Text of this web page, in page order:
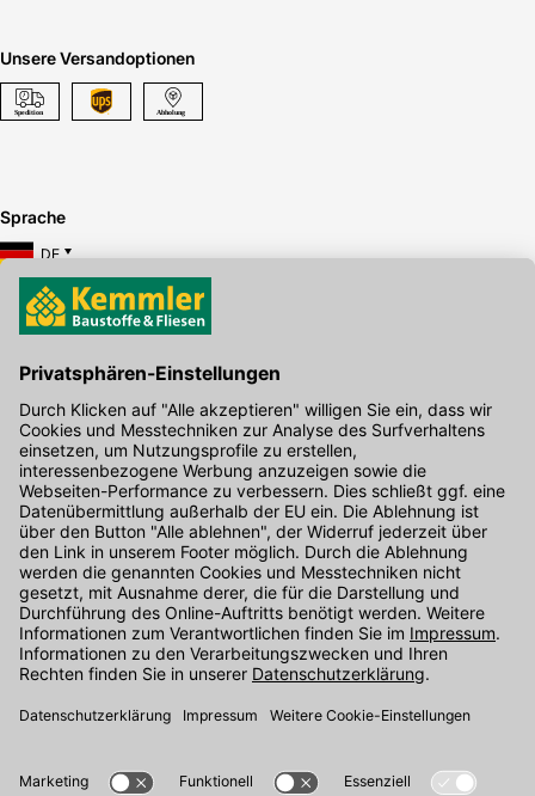
Unsere Versandoptionen
Sprache
DE
Hier gibt's die kostenlose App
Kontakt
Unser Onlineshop Team ist montags bis freitags von 08:00 - 17:00
Uhr unter der Telefonnummer07071 / 151-151für Sie erreichbar.
Alternativ können Sie unser Kontaktformular nutzen.
Den Kontakt direkt in unsere Niederlassungen finden Sie